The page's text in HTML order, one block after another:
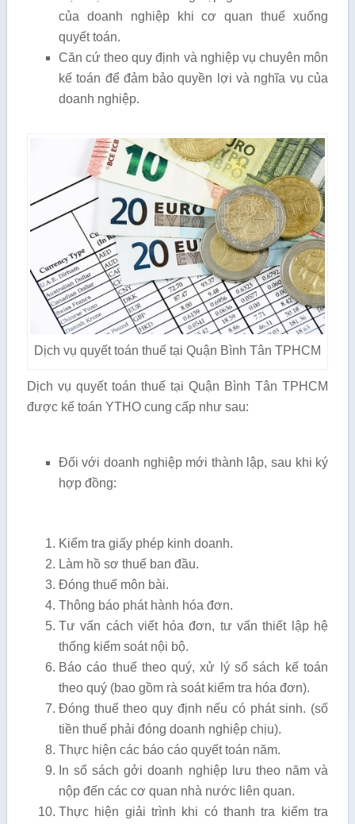
của doanh nghiệp khi cơ quan thuế xuống
quyết toán.
Căn cứ theo quy định và nghiệp vụ chuyên môn
kế toán để đảm bảo quyền lợi và nghĩa vụ của
doanh nghiệp.
Dịch vụ quyết toán thuế tại Quận Bình Tân TPHCM
Dịch vụ quyết toán thuế tại Quận Bình Tân TPHCM
được kế toán YTHO cung cấp như sau:
Đối với doanh nghiệp mới thành lập, sau khi ký
hợp đồng:
Kiểm tra giấy phép kinh doanh.
Làm hồ sơ thuế ban đầu.
Đóng thuế môn bài.
Thông báo phát hành hóa đơn.
Tư vấn cách viết hóa đơn, tư vấn thiết lập hệ
thống kiểm soát nội bộ.
Báo cáo thuế theo quý, xử lý sổ sách kế toán
theo quý (bao gồm rà soát kiểm tra hóa đơn).
Đóng thuế theo quy định nếu có phát sinh. (số
tiền thuế phải đóng doanh nghiệp chịu).
Thực hiện các báo cáo quyết toán năm.
In sổ sách gởi doanh nghiệp lưu theo năm và
nộp đến các cơ quan nhà nước liên quan.
Thực hiện giải trình khi có thanh tra kiểm tra